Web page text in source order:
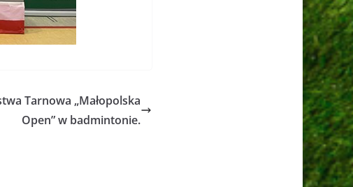
Tarnowa „Małopolska
Open” w badmintonie.